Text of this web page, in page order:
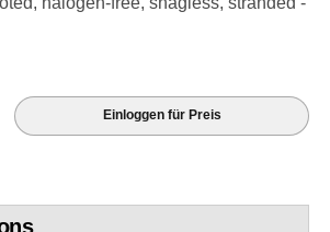
Einloggen für Preis